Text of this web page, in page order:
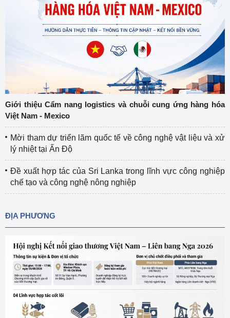
Giới thiệu Cẩm nang logistics và chuỗi cung ứng hàng hóa
Việt Nam - Mexico
Mời tham dự triển lãm quốc tế về công nghệ vật liệu và xử
lý nhiệt tại Ấn Độ
Đề xuất hợp tác của Sri Lanka trong lĩnh vực công nghiệp
chế tạo và công nghệ nông nghiệp
ĐỊA PHƯƠNG